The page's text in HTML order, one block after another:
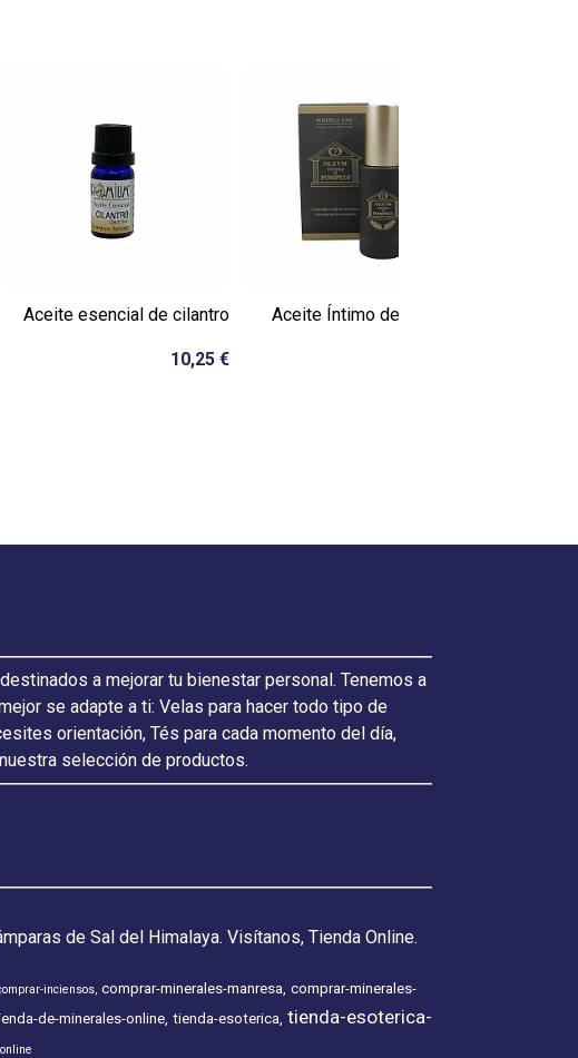
Aceite esencial de cilantro
10,25 €
Aceite Íntimo de Pompeia
a mejorar tu bienestar personal. Tenemos a
se adapte a ti: Velas para hacer todo tipo de
orientación, Tés para cada momento del día,
selección de productos.
de Sal del Himalaya. Visítanos, Tienda Online.
inciensos comprar-minerales-manresa comprar-minerales-
de-minerales-online tienda-esoterica tienda-esoterica-